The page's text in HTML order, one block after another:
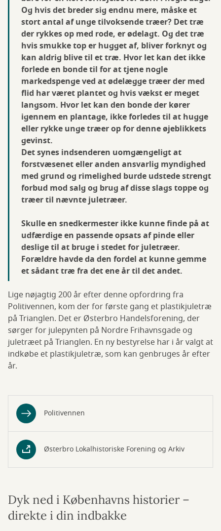
Og hvis det breder sig endnu mere, måske et
stort antal af unge tilvoksende træer? Det træ
der rykkes op med rode, er ødelagt. Og det træ
hvis smukke top er hugget af, bliver forknyt og
kan aldrig blive til et træ. Hvor let kan det ikke
forlede en bonde til for at tjene nogle
markedspenge ved at ødelægge træer der med
flid har været plantet og hvis vækst er meget
langsom. Hvor let kan den bonde der kører
igennem en plantage, ikke forledes til at hugge
eller rykke unge træer op for denne øjeblikkets
gevinst.
Det synes indsenderen uomgængeligt at
forstvæsenet eller anden ansvarlig myndighed
med grund og rimelighed burde udstede strengt
forbud mod salg og brug af disse slags toppe og
træer til nævnte juletræer.
Skulle en snedkermester ikke kunne finde på at
udfærdige en passende opsats af pinde eller
deslige til at bruge i stedet for juletræer.
Forældre havde da den fordel at kunne gemme
et sådant træ fra det ene år til det andet.
Lige nøjagtig 200 år efter denne opfordring fra
Politivennen, kom der for første gang et plastikjuletræ
på Trianglen. Det er Østerbro Handelsforening, der
sørger for julepynten på Nordre Frihavnsgade og
juletræet på Trianglen. En ny bestyrelse har i år valgt at
indkøbe et plastikjuletræ, som kan genbruges år efter
år.
Politivennen
Østerbro Lokalhistoriske Forening og Arkiv
Dyk ned i Københavns historier –
direkte i din indbakke